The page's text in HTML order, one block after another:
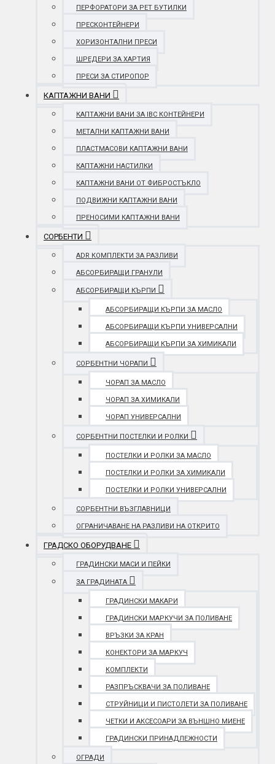
ПЕРФОРАТОРИ ЗА PET БУТИЛКИ
ПРЕСКОНТЕЙНЕРИ
ХОРИЗОНТАЛНИ ПРЕСИ
ШРЕДЕРИ ЗА ХАРТИЯ
ПРЕСИ ЗА СТИРОПОР
КАПТАЖНИ ВАНИ
КАПТАЖНИ ВАНИ ЗА IBC КОНТЕЙНЕРИ
МЕТАЛНИ КАПТАЖНИ ВАНИ
ПЛАСТМАСОВИ КАПТАЖНИ ВАНИ
КАПТАЖНИ НАСТИЛКИ
КАПТАЖНИ ВАНИ ОТ ФИБРОСТЪКЛО
ПОДВИЖНИ КАПТАЖНИ ВАНИ
ПРЕНОСИМИ КАПТАЖНИ ВАНИ
СОРБЕНТИ
ADR КОМПЛЕКТИ ЗА РАЗЛИВИ
АБСОРБИРАЩИ ГРАНУЛИ
АБСОРБИРАЩИ КЪРПИ
АБСОРБИРАЩИ КЪРПИ ЗА МАСЛО
АБСОРБИРАЩИ КЪРПИ УНИВЕРСАЛНИ
АБСОРБИРАЩИ КЪРПИ ЗА ХИМИКАЛИ
СОРБЕНТНИ ЧОРАПИ
ЧОРАП ЗА МАСЛО
ЧОРАП ЗА ХИМИКАЛИ
ЧОРАП УНИВЕРСАЛНИ
СОРБЕНТНИ ПОСТЕЛКИ И РОЛКИ
ПОСТЕЛКИ И РОЛКИ ЗА МАСЛО
ПОСТЕЛКИ И РОЛКИ ЗА ХИМИКАЛИ
ПОСТЕЛКИ И РОЛКИ УНИВЕРСАЛНИ
СОРБЕНТНИ ВЪЗГЛАВНИЦИ
ОГРАНИЧАВАНЕ НА РАЗЛИВИ НА ОТКРИТО
ГРАДСКО ОБОРУДВАНЕ
ГРАДИНСКИ МАСИ И ПЕЙКИ
ЗА ГРАДИНАТА
ГРАДИНСКИ МАКАРИ
ГРАДИНСКИ МАРКУЧИ ЗА ПОЛИВАНЕ
ВРЪЗКИ ЗА КРАН
КОНЕКТОРИ ЗА МАРКУЧ
КОМПЛЕКТИ
РАЗПРЪСКВАЧИ ЗА ПОЛИВАНЕ
СТРУЙНИЦИ И ПИСТОЛЕТИ ЗА ПОЛИВАНЕ
ЧЕТКИ И АКСЕСОАРИ ЗА ВЪНШНО МИЕНЕ
ГРАДИНСКИ ПРИНАДЛЕЖНОСТИ
ОГРАДИ